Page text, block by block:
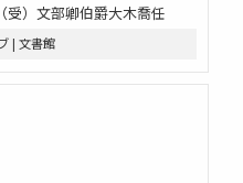
）文部卿伯爵大木喬任
| 文書館